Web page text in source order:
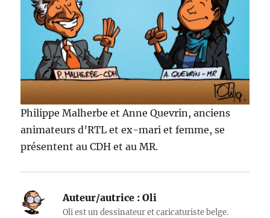
Philippe Malherbe et Anne Quevrin, anciens
animateurs d’RTL et ex-mari et femme, se
présentent au CDH et au MR.
Auteur/autrice : Oli
Oli est un dessinateur et caricaturiste belge.